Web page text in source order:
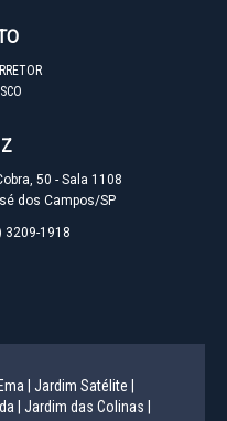
50 - Sala 1108
dos Campos/SP
3209-1918
|
Jardim Satélite |
|
Jardim das Colinas |